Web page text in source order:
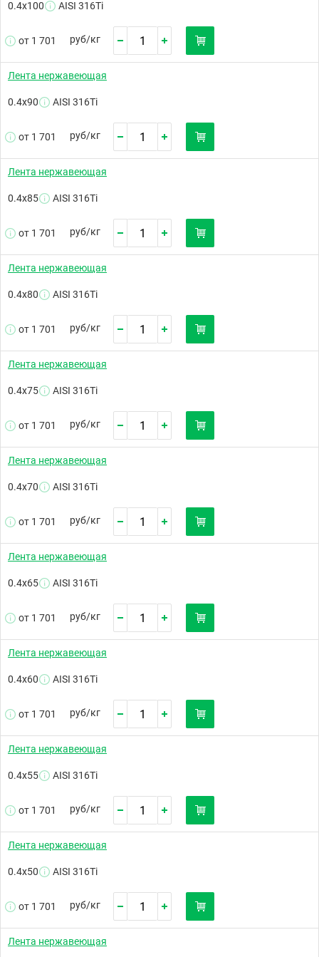
0.4х100 AISI 316Ti
от 1 701 руб/кг
Лента нержавеющая
0.4х90 AISI 316Ti
от 1 701 руб/кг
Лента нержавеющая
0.4х85 AISI 316Ti
от 1 701 руб/кг
Лента нержавеющая
0.4х80 AISI 316Ti
от 1 701 руб/кг
Лента нержавеющая
0.4х75 AISI 316Ti
от 1 701 руб/кг
Лента нержавеющая
0.4х70 AISI 316Ti
от 1 701 руб/кг
Лента нержавеющая
0.4х65 AISI 316Ti
от 1 701 руб/кг
Лента нержавеющая
0.4х60 AISI 316Ti
от 1 701 руб/кг
Лента нержавеющая
0.4х55 AISI 316Ti
от 1 701 руб/кг
Лента нержавеющая
0.4х50 AISI 316Ti
от 1 701 руб/кг
Лента нержавеющая